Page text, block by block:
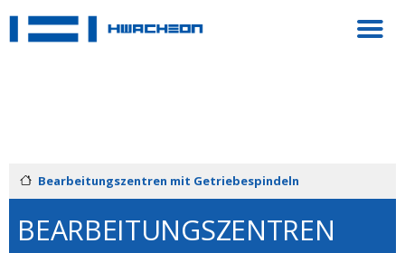
Bearbeitungszentren mit Getriebespindeln
BEARBEITUNGSZENTREN